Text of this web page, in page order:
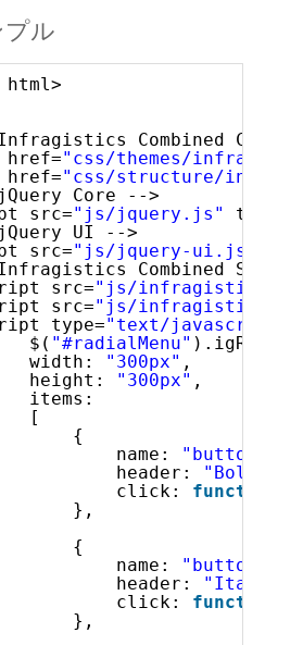
ル
html>
Combined CSS --
"css/themes/
"css/structure/
Core -->
src="js/jquery.js" type=
UI -->
src="js/jquery-ui.js"
Combined
src="js/
src="js/
type="text/javascript"
$( "#radialMenu"
width:
"300px" ,
height:
"300px" ,
items:
[
{
name:
"button1"
header:
"Bold"
click: function
},
{
name:
"button2"
header:
"Italic"
click: function
},